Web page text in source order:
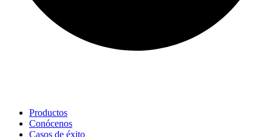
Productos
Conócenos
Casos de éxito